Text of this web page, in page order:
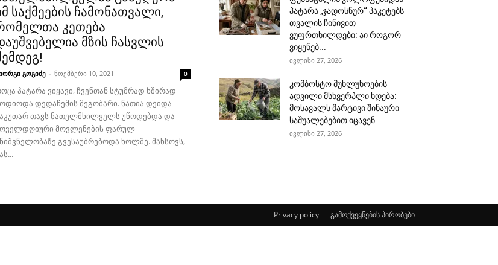
საქმეების ჩამონათვალი,
კეთება
მზის ჩასვლის
გოგიძე - ნოემბერი 10, 2021 0
პატარა ვიყავი, ჩვენთან სტუმრად ხშირად
დედაჩემის მეგობარი. ნათია დეიდა
თავს ნათელმხილველს უწოდებდა და
მოვლენების ფარულ
გვესაუბრებოდა ხოლმე. მახსოვს,
პატარა „ჯადოსნურ“ პაკეტებს
თვალის ჩინივით
ვუფრთხილდები: აი როგორ
ვიყენებ...
ივლისი 27, 2026
კომბოსტო მუხლუხოების
ადვილი მსხვერპლი ხდება:
მოსავალს მარტივი შინაური
საშუალებებით იცავენ
ივლისი 27, 2026
Privacy policy გამოქვეყნების პირობები